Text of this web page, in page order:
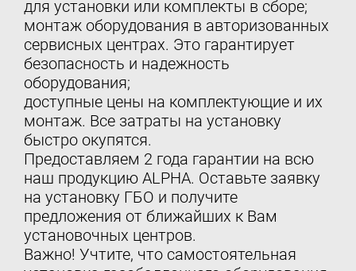
для установки или комплекты в сборе;
монтаж оборудования в авторизованных
сервисных центрах. Это гарантирует
безопасность и надежность
оборудования;
доступные цены на комплектующие и их
монтаж. Все затраты на установку
быстро окупятся.
Предоставляем 2 года гарантии на всю
наш продукцию ALPHA. Оставьте заявку
на установку ГБО и получите
предложения от ближайших к Вам
установочных центров.
Важно! Учтите, что самостоятельная